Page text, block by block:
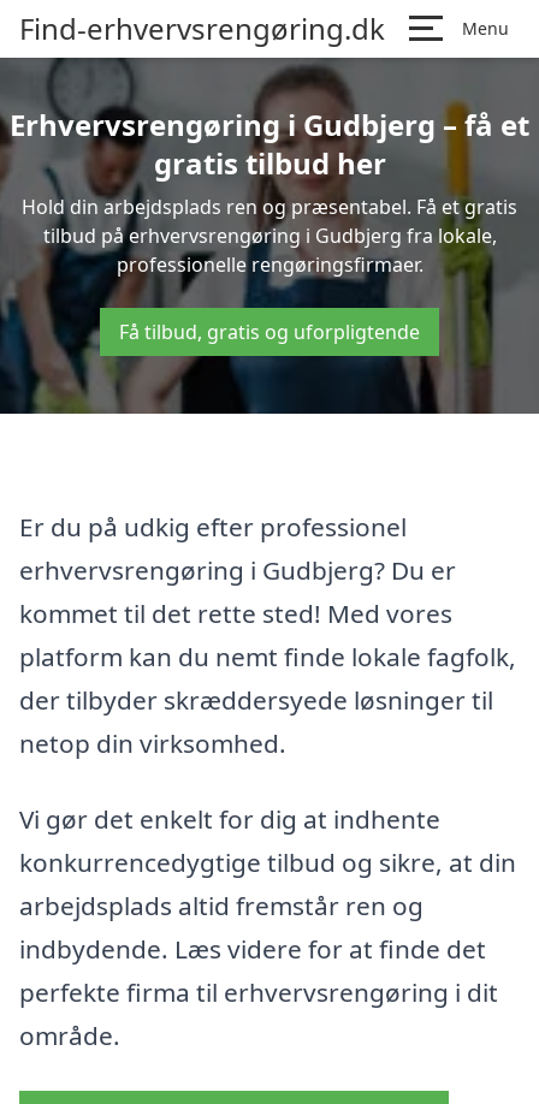
Find-erhvervsrengøring.dk Menu
Erhvervsrengøring i Gudbjerg – få et
gratis tilbud her
Hold din arbejdsplads ren og præsentabel. Få et gratis
tilbud på erhvervsrengøring i Gudbjerg fra lokale,
professionelle rengøringsfirmaer.
Få tilbud, gratis og uforpligtende
Er du på udkig efter professionel
erhvervsrengøring i Gudbjerg? Du er
kommet til det rette sted! Med vores
platform kan du nemt finde lokale fagfolk,
der tilbyder skræddersyede løsninger til
netop din virksomhed.
Vi gør det enkelt for dig at indhente
konkurrencedygtige tilbud og sikre, at din
arbejdsplads altid fremstår ren og
indbydende. Læs videre for at finde det
perfekte firma til erhvervsrengøring i dit
område.